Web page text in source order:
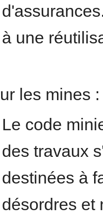
à une
les mines :
Le code
des travaux
destinées à
désordres et